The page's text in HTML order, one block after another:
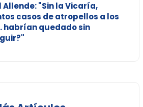
Allende: "Sin la Vicaría,
casos de atropellos a los
habrían quedado sin